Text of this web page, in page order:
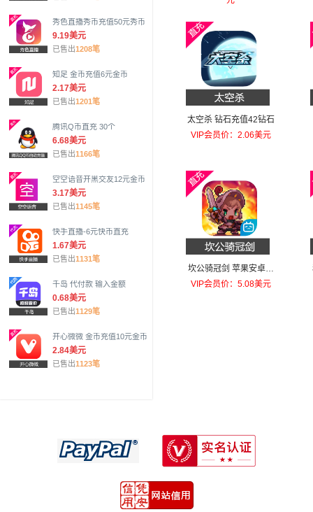
秀色直播秀币充值50元秀币
9.19美元
已售出1208笔
知足 金币充值6元金币
2.17美元
已售出1201笔
腾讯Q币直充 30个
6.68美元
已售出1166笔
空空语音开黑交友12元金币
3.17美元
已售出1145笔
快手直播-6元快币直充
1.67美元
已售出1131笔
千岛 代付款 输入金额
0.68美元
已售出1129笔
开心微微 金币充值10元金币
2.84美元
已售出1123笔
太空杀 钻石充值42钻石
VIP会员价：2.06美元
坎公骑冠剑 苹果安卓充
值每天召唤！礼包
VIP会员价：5.08美元